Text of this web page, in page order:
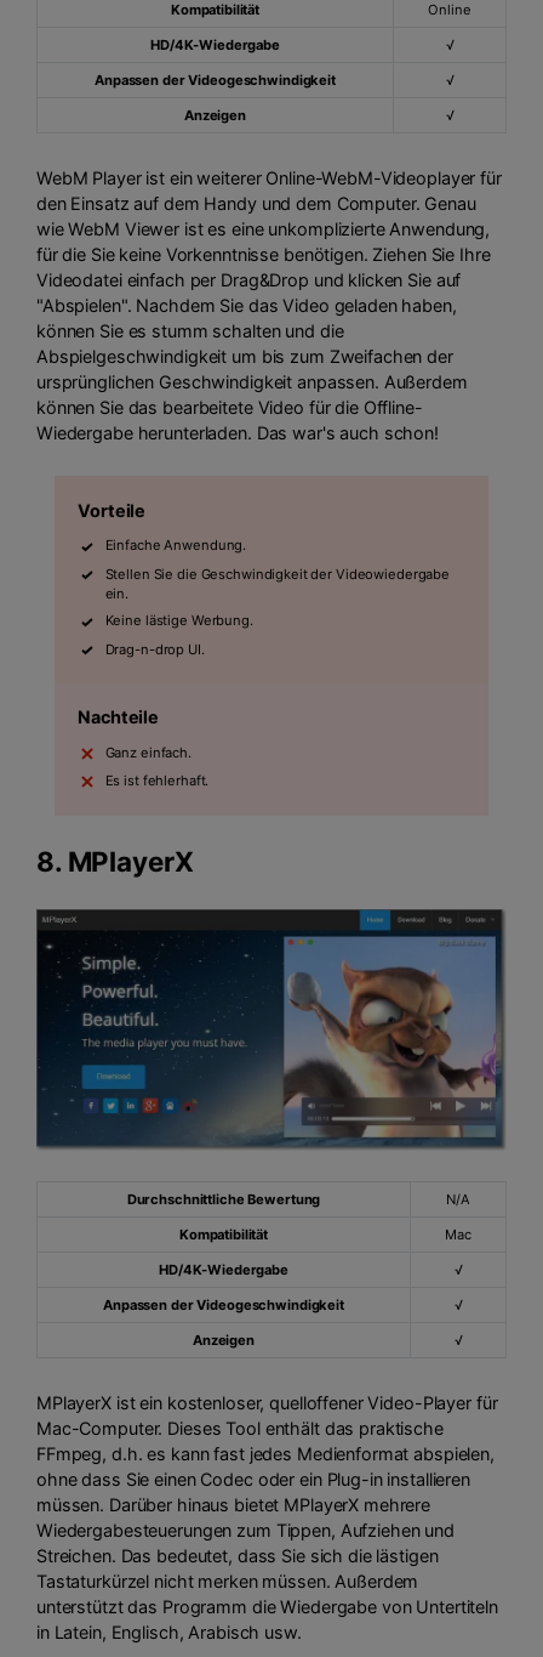
Kompatibilität Online
HD/4K-Wiedergabe √
Anpassen der Videogeschwindigkeit √
Anzeigen √
WebM Player ist ein weiterer Online-WebM-Videoplayer für
den Einsatz auf dem Handy und dem Computer. Genau
wie WebM Viewer ist es eine unkomplizierte Anwendung,
für die Sie keine Vorkenntnisse benötigen. Ziehen Sie Ihre
Videodatei einfach per Drag&Drop und klicken Sie auf
"Abspielen". Nachdem Sie das Video geladen haben,
können Sie es stumm schalten und die
Abspielgeschwindigkeit um bis zum Zweifachen der
ursprünglichen Geschwindigkeit anpassen. Außerdem
können Sie das bearbeitete Video für die Offline-
Wiedergabe herunterladen. Das war's auch schon!
Vorteile
Einfache Anwendung.
Stellen Sie die Geschwindigkeit der Videowiedergabe
ein.
Keine lästige Werbung.
Drag-n-drop UI.
Nachteile
Ganz einfach.
Es ist fehlerhaft.
8. MPlayerX
Durchschnittliche Bewertung N/A
Kompatibilität Mac
HD/4K-Wiedergabe √
Anpassen der Videogeschwindigkeit √
Anzeigen √
MPlayerX ist ein kostenloser, quelloffener Video-Player für
Mac-Computer. Dieses Tool enthält das praktische
FFmpeg, d.h. es kann fast jedes Medienformat abspielen,
ohne dass Sie einen Codec oder ein Plug-in installieren
müssen. Darüber hinaus bietet MPlayerX mehrere
Wiedergabesteuerungen zum Tippen, Aufziehen und
Streichen. Das bedeutet, dass Sie sich die lästigen
Tastaturkürzel nicht merken müssen. Außerdem
unterstützt das Programm die Wiedergabe von Untertiteln
in Latein, Englisch, Arabisch usw.